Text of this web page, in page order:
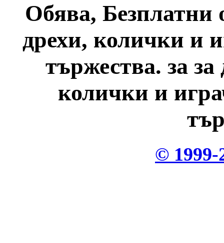
Обява, Безплатни
дрехи, колички и
тържества. за
колички и
© 1999-